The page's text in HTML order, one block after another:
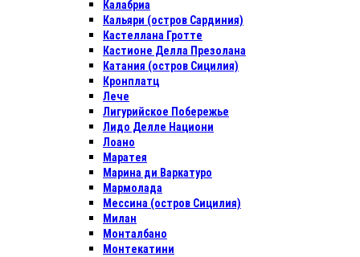
Калабриа
Кальяри (остров Сардиния)
Кастеллана Гротте
Кастионе Делла Презолана
Катания (остров Сицилия)
Кронплатц
Лече
Лигурийское Побережье
Лидо Делле Национи
Лоано
Маратея
Марина ди Варкатуро
Мармолада
Мессина (остров Сицилия)
Милан
Монталбано
Монтекатини